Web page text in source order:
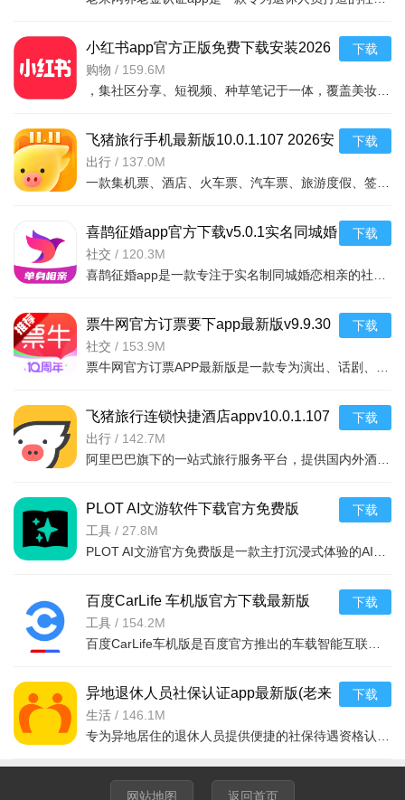
AI倍增器 低清老照片修复，秒变4K超清画质
*以上工具均可在安卓应用商店或各大软件站下载，与醒图2026搭配使用效
醒图2026官方最新版特别说明
本版本为v15.0.0安卓官方正式版，适配Android 10及以上系
存储权限，否则无法导入/导出图片。常见问题：若滤镜或模板加
载缓慢，请检查网络或清理缓存（设置-清除缓存）。部分新功能
（如AI扩图、光影重塑）需联网使用，离线状态下仅保留基础编
式"或"外部来源应用检测"以顺利安装。若提示解析包错误，请重
新下载完整包并核对文件大小（约180MB）。注意：本版本不支
持root或模拟器环境，部分机型（如鸿蒙系统）需开启"兼容模
式"才能稳定运行。编辑高分辨率照片时，建议关闭后台其他应用
以释放内存。若遇到闪退，可尝试重启手机或恢复默认设置。请
定期备份草稿，避免卸载时丢失未导出作品。
小红书app官方正版免费下载安装2026
最新版本v9.41.0 2026手机版
购物 / 159.6M
下载
飞猪旅行手机最新版10.0.1.107 2026安
卓版
出行 / 137.0M
下载
喜鹊征婚app官方下载v5.0.1实名同城婚
恋相亲脱单交友
社交 / 120.3M
下载
票牛网官方订票要下app最新版v9.9.30
2026安卓版
社交 / 153.9M
下载
飞猪旅行连锁快捷酒店appv10.0.1.107
2026安卓版
出行 / 142.7M
下载
PLOT AI文游软件下载官方免费版
v1.7.12安卓版AI互动小说
工具 / 27.8M
下载
百度CarLife 车机版官方下载最新版
2026v8.8.9 2026安卓版
工具 / 154.2M
下载
异地退休人员社保认证app最新版(老来
网)v9.5.1 2026手机版 社保认证 养老资
格认证
生活 / 146.1M
下载
网站地图 返回首页